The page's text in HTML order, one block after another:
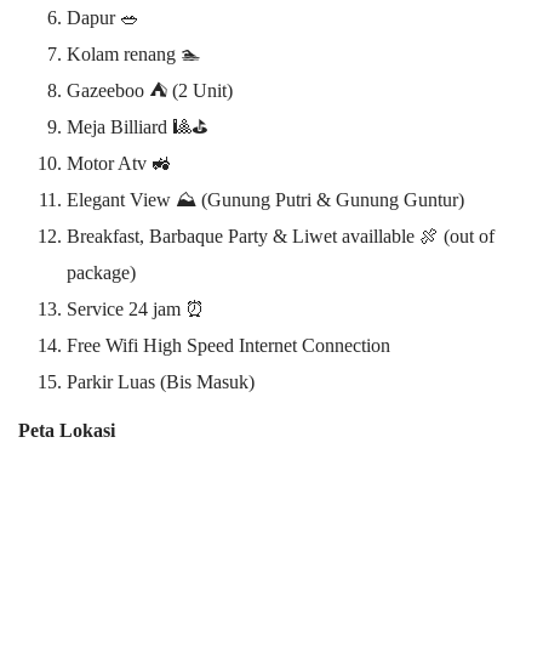
Dapur 🥗
Kolam renang 🏊
Gazeeboo ⛺ (2 Unit)
Meja Billiard 🎱⛳
Motor Atv 🚜
Elegant View ⛰️ (Gunung Putri & Gunung Guntur)
Breakfast, Barbaque Party & Liwet availlable 🍖 (out of
package)
Service 24 jam ⏰
Free Wifi High Speed Internet Connection
Parkir Luas (Bis Masuk)
Peta Lokasi